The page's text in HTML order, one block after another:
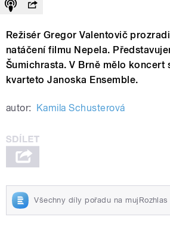
Režisér Gregor Valentovič
natáčení filmu Nepela.
Šumichrasta. V Brně mělo koncert
kvarteto Janoska Ensemble.
autor: Kamila Schusterová
Všechny díly pořadu na mujRozhlas